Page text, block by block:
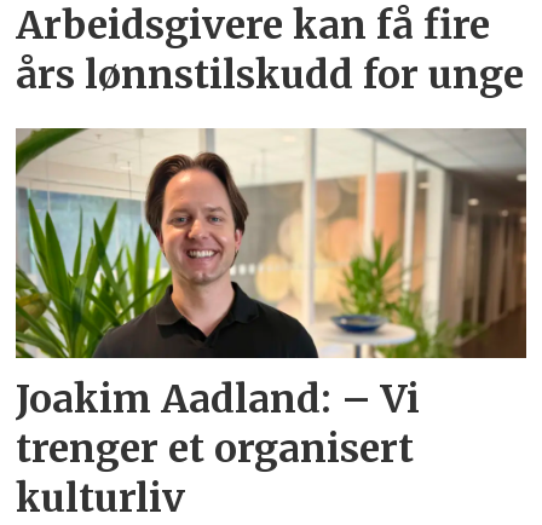
Arbeidsgivere kan få fire
års lønnstilskudd for unge
Joakim Aadland: – Vi
trenger et organisert
kulturliv